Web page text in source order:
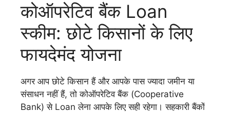
कोऑपरेटिव बैंक Loan
स्कीम: छोटे किसानों के लिए
फायदेमंद योजना
अगर आप छोटे किसान हैं और आपके पास ज्यादा जमीन या
संसाधन नहीं हैं, तो कोऑपरेटिव बैंक (Cooperative
Bank) से Loan लेना आपके लिए सही रहेगा। सहकारी बैंकों